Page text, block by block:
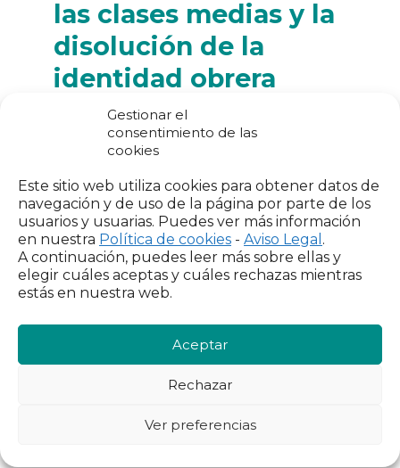
Gestionar el
consentimiento de las
cookies
Este sitio web utiliza cookies para obtener datos de
navegación y de uso de la página por parte de los
usuarios y usuarias. Puedes ver más información
en nuestra Política de cookies - Aviso Legal .
A continuación, puedes leer más sobre ellas y
elegir cuáles aceptas y cuáles rechazas mientras
estás en nuestra web.
Aceptar
Rechazar
Ver preferencias
las clases medias y la
disolución de la
identidad obrera
estructura social española
experimentado unatransformación
radical. Lasclases medias,
mayoría sólida,han sufrido una
drástica reducción y fragmentación
hacia estratos sociales inferiores. Esta
fragmentación refleja un proceso de
atomización socialque dificulta la
creación deidentidades colectivas
sólidasyproyectos comunes de
Uno de los cambios más significativos ha
práctica desaparición de la
mediados de los noventa, más de un